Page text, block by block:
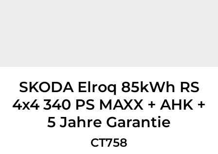
SKODA Elroq 85kWh RS
4x4 340 PS MAXX + AHK +
5 Jahre Garantie
CT758